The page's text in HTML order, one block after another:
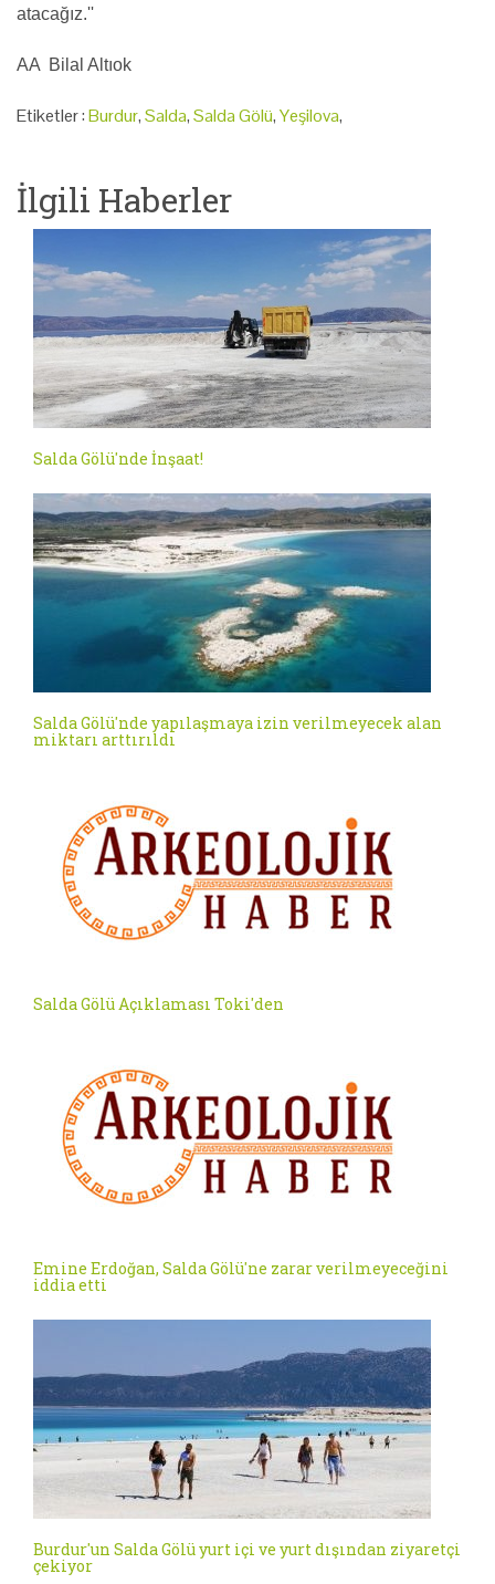
atacağız.''
AA Bilal Altıok
Etiketler :Burdur,Salda,Salda Gölü,Yeşilova,
İlgili Haberler
Salda Gölü'nde İnşaat!
Salda Gölü'nde yapılaşmaya izin verilmeyecek alan
miktarı arttırıldı
Salda Gölü Açıklaması Toki'den
Emine Erdoğan, Salda Gölü'ne zarar verilmeyeceğini
iddia etti
Burdur'un Salda Gölü yurt içi ve yurt dışından ziyaretçi
çekiyor